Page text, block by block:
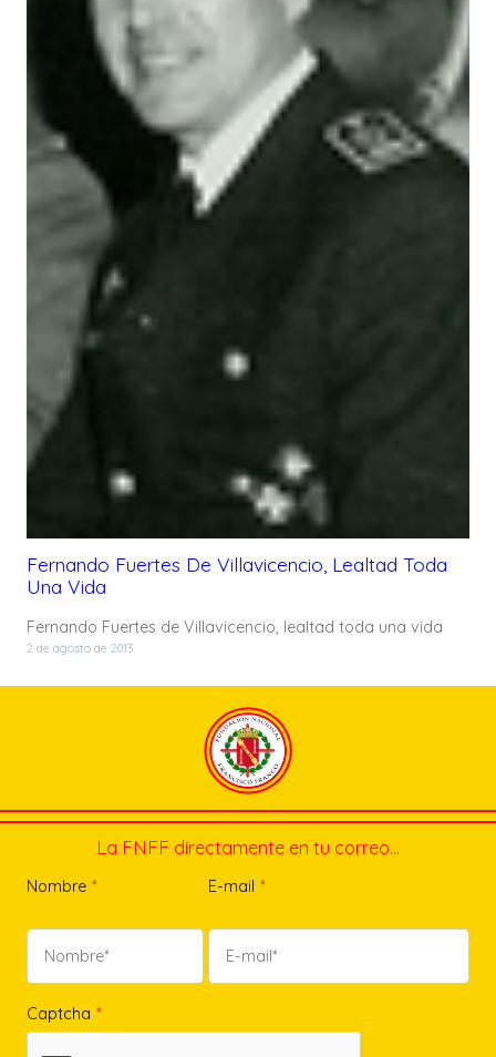
Fernando Fuertes De Villavicencio, Lealtad Toda
Una Vida
Fernando Fuertes de Villavicencio, lealtad toda una vida
2 de agosto de 2013
La FNFF directamente en tu correo…
Nombre * E-mail *
Captcha *